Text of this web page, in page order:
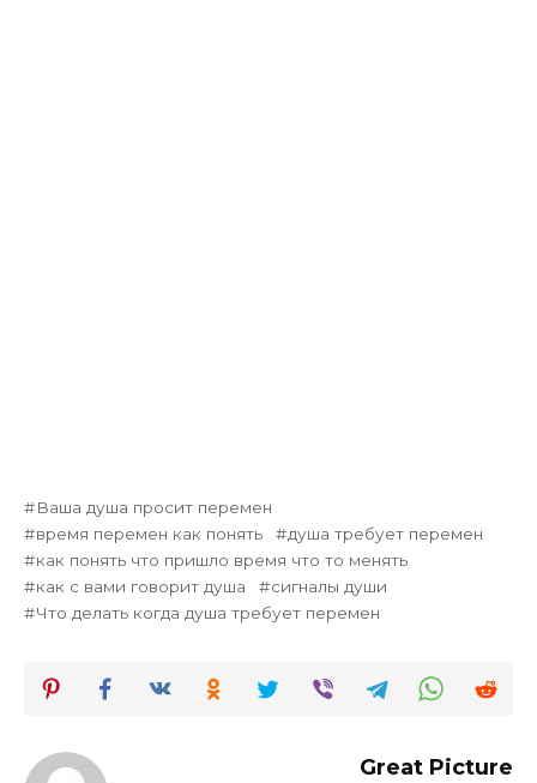
Ваша душа просит перемен
время перемен как понять
душа требует перемен
как понять что пришло время что то менять
как с вами говорит душа
сигналы души
Что делать когда душа требует перемен
Great Picture